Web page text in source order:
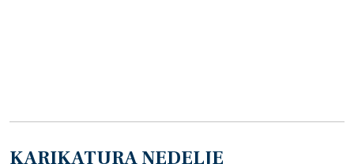
KARIKATURA NEDELJE